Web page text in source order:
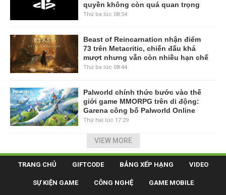
quyền không còn quá quan trọng
Thứ ba lúc 08:54
Beast of Reincarnation nhận điểm
73 trên Metacritic, chiến đấu khá
mượt nhưng vẫn còn nhiều hạn chế
Thứ ba lúc 08:44
Palworld chính thức bước vào thế
giới game MMORPG trên di động:
Garena công bố Palworld Online
Thứ hai lúc 17:29
VIEW MORE
TRANG CHỦ GIFTCODE BẢNG XẾP HẠNG VIDEO
SỰ KIỆN GAME CÔNG NGHỆ GAME MOBILE